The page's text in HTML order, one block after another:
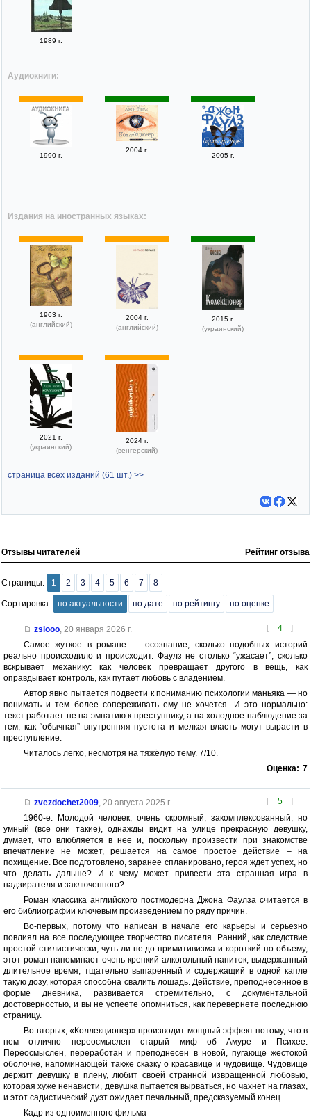
1989 г.
Аудиокниги:
1990 г.
2004 г.
2005 г.
Издания на иностранных языках:
1963 г.
(английский)
2004 г.
(английский)
2015 г.
(украинский)
2021 г.
(украинский)
2024 г.
(венгерский)
страница всех изданий (61 шт.) >>
Отзывы читателей Рейтинг отзыва
Страницы: 1 2 3 4 5 6 7 8
Сортировка: по актуальности по дате по рейтингу по оценке
[ 4 ]
zslooo, 20 января 2026 г.
Самое жуткое в романе — осознание, сколько подобных историй
реально происходило и происходит. Фаулз не столько “ужасает”, сколько
вскрывает механику: как человек превращает другого в вещь, как
оправдывает контроль, как путает любовь с владением.
Автор явно пытается подвести к пониманию психологии маньяка — но
понимать и тем более сопереживать ему не хочется. И это нормально:
текст работает не на эмпатию к преступнику, а на холодное наблюдение за
тем, как “обычная” внутренняя пустота и мелкая власть могут вырасти в
преступление.
Читалось легко, несмотря на тяжёлую тему. 7/10.
Оценка: 7
[ 5 ]
zvezdochet2009, 20 августа 2025 г.
1960-е. Молодой человек, очень скромный, закомплексованный, но
умный (все они такие), однажды видит на улице прекрасную девушку,
думает, что влюбляется в нее и, поскольку произвести при знакомстве
впечатление не может, решается на самое простое действие – на
похищение. Все подготовлено, заранее спланировано, героя ждет успех, но
что делать дальше? И к чему может привести эта странная игра в
надзирателя и заключенного?
Роман классика английского постмодерна Джона Фаулза считается в
его библиографии ключевым произведением по ряду причин.
Во-первых, потому что написан в начале его карьеры и серьезно
повлиял на все последующее творчество писателя. Ранний, как следствие
простой стилистически, чуть ли не до примитивизма и короткий по объему,
этот роман напоминает очень крепкий алкогольный напиток, выдержанный
длительное время, тщательно выпаренный и содержащий в одной капле
такую дозу, которая способна свалить лошадь. Действие, преподнесенное в
форме дневника, развивается стремительно, с документальной
достоверностью, и вы не успеете опомниться, как перевернете последнюю
страницу.
Во-вторых, «Коллекционер» производит мощный эффект потому, что в
нем отлично переосмыслен старый миф об Амуре и Психее.
Переосмыслен, переработан и преподнесен в новой, пугающе жестокой
оболочке, напоминающей также сказку о красавице и чудовище. Чудовище
держит девушку в плену, любит своей странной извращенной любовью,
которая хуже ненависти, девушка пытается вырваться, но чахнет на глазах,
и этот садистический дуэт ожидает печальный, предсказуемый конец.
Кадр из одноименного фильма